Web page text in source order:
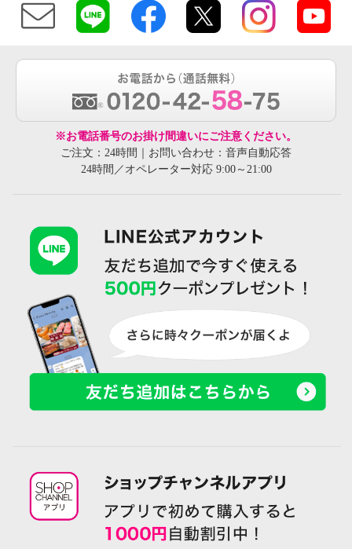
※お電話番号のお掛け間違いにご注意ください。
ご注文：24時間｜お問い合わせ：音声自動応答
24時間／オペレーター対応 9:00～21:00